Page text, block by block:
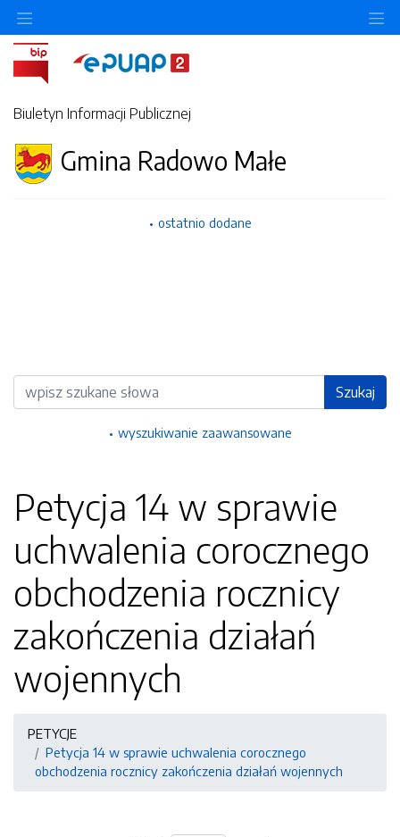
Biuletyn Informacji Publicznej
Gmina Radowo Małe
ostatnio dodane
Wyszukiwarka Szukaj
wyszukiwanie zaawansowane
Petycja 14 w sprawie
uchwalenia corocznego
obchodzenia rocznicy
zakończenia działań
wojennych
PETYCJE
Petycja 14 w sprawie uchwalenia corocznego
obchodzenia rocznicy zakończenia działań wojennych